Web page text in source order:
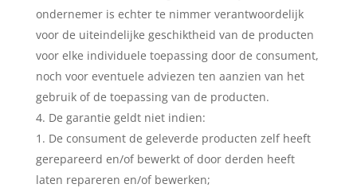
ondernemer is echter te nimmer verantwoordelijk
voor de uiteindelijke geschiktheid van de producten
voor elke individuele toepassing door de consument,
noch voor eventuele adviezen ten aanzien van het
gebruik of de toepassing van de producten.
De garantie geldt niet indien:
De consument de geleverde producten zelf heeft
gerepareerd en/of bewerkt of door derden heeft
laten repareren en/of bewerken;